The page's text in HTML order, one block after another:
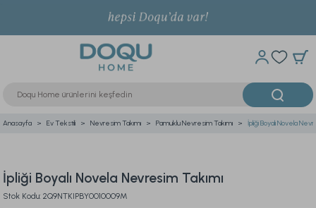
Anasayfa Ev Tekstili Nevresim Takımı Pamuklu Nevresim Takımı İpliği Boyalı Novela
İpliği Boyalı Novela Nevresim Takımı
Stok Kodu: 2Q9NTKIPBY0010009M